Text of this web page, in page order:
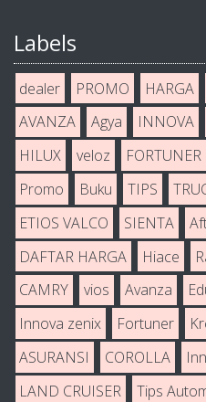
Labels
dealer PROMO HARGA
AVANZA
Agya INNOVA
HILUX
veloz FORTUNER
Promo
Buku TIPS
ETIOS VALCO
SIENTA
DAFTAR HARGA
Hiace
CAMRY
vios Avanza
Innova zenix
Fortuner
ASURANSI
COROLLA
LAND CRUISER
Tips